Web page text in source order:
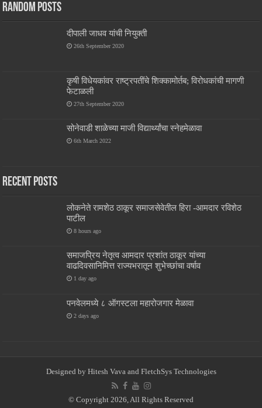
Random Posts
दीपाली जाधव यांची नियुक्ती
26th September 2020
कृषी विधेयकांवर राष्ट्रपतींचे शिक्कामोर्तब; विरोधकांची मागणी
फेटाळली
27th September 2020
सोनेवाडी शाळेच्या माजी विद्यार्थ्यांचा स्नेहमेळावा
6th March 2022
Recent Posts
लोकनेते रामशेठ ठाकूर समाजसेवेतील हिरा -आमदार रविशेठ
पाटील
8 hours ago
समाजप्रिय नेतृत्व आमदार प्रशांत ठाकूर यांच्या
वाढदिवसानिमित्त राज्यभरातून शुभेच्छांचा वर्षाव
1 day ago
पनवेलमध्ये ८ ऑगस्टला महारोजगार मेळावा
2 days ago
Designed by Hitesh Vava and FletchSys Technologies
© Copyright 2026, All Rights Reserved